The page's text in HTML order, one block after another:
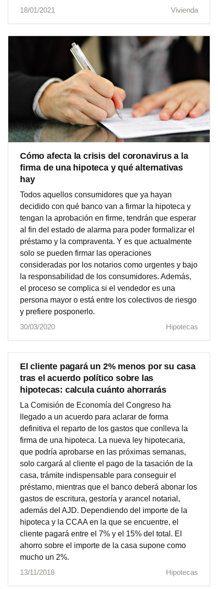
18/01/2021
Vivienda
Cómo afecta la crisis del coronavirus a la
firma de una hipoteca y qué alternativas
hay
Todos aquellos consumidores que ya hayan
decidido con qué banco van a firmar la hipoteca y
tengan la aprobación en firme, tendrán que esperar
al fin del estado de alarma para poder formalizar el
préstamo y la compraventa. Y es que actualmente
solo se pueden firmar las operaciones
consideradas por los notarios como urgentes y bajo
la responsabilidad de los consumidores. Además,
el proceso se complica si el vendedor es una
persona mayor o está entre los colectivos de riesgo
y prefiere posponerlo.
30/03/2020
Hipotecas
El cliente pagará un 2% menos por su casa
tras el acuerdo político sobre las
hipotecas: calcula cuánto ahorrarás
La Comisión de Economía del Congreso ha
llegado a un acuerdo para aclarar de forma
definitiva el reparto de los gastos que conlleva la
firma de una hipoteca. La nueva ley hipotecaria,
que podría aprobarse en las próximas semanas,
solo cargará al cliente el pago de la tasación de la
casa, trámite indispensable para conseguir el
préstamo, mientras que el banco deberá abonar los
gastos de escritura, gestoría y arancel notarial,
además del AJD. Dependiendo del importe de la
hipoteca y la CCAA en la que se encuentre, el
cliente pagará entre el 7% y el 15% del total. El
ahorro sobre el importe de la casa supone como
mucho un 2%.
13/11/2018
Hipotecas